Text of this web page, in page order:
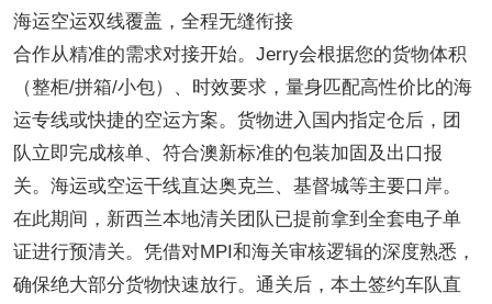
海运空运双线覆盖，全程无缝衔接
合作从精准的需求对接开始。 Jerry会根据您的货物体积
（整柜/拼箱/小包）、时效要求，量身匹配高性价比的海
运专线或快捷的空运方案。货物进入国内指定仓后，团
队立即完成核单、符合澳新标准的包装加固及出口报
关。海运或空运干线直达奥克兰、基督城等主要口岸。
在此期间，新西兰本地清关团队已提前拿到全套电子单
证进行预清关。凭借对MPI和海关审核逻辑的深度熟悉，
确保绝大部分货物快速放行。通关后，本土签约车队直